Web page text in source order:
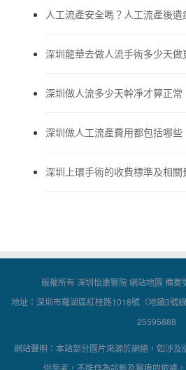
人工流產安全嗎？人工流產後遺
深圳龍華去做人流手術多少天做
深圳做人流多少天幹凈才算正常
深圳做人工流產費用都包括哪些
深圳上環手術的收費標準及相關
版權所有 深圳怡康醫院網站地圖 備案
地址：深圳市羅湖區紅桂路1018號（地鐵3
25595888
網站聲明：本站部分圖片來源於網絡，如涉
供參考，不能作為診斷及醫療的依據